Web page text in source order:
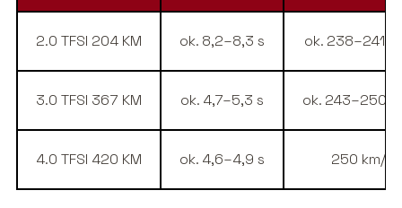
2.0 TFSI 204 KM ok. 8,2–8,3 s ok. 238–241
3.0 TFSI 367 KM ok. 4,7–5,3 s ok. 243–250
4.0 TFSI 420 KM ok. 4,6–4,9 s 250 km/h